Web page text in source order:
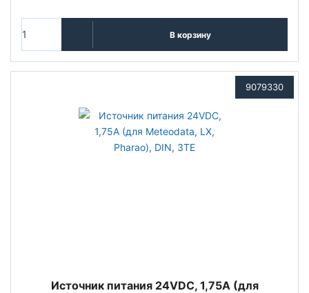
В корзину
9079330
Источник питания 24VDC, 1,75A (для